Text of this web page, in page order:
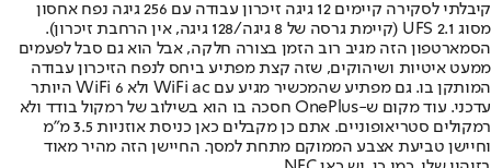
קיבלתי לסקירה קיימים 12 גיגה זיכרון עבודה עם 256 גיגה נפח אחסון
מסוג UFS 2.1 (קיימת גרסה של 8 גיגה/128 גיגה, אין הרחבת זיכרון).
הסמארטפון הזה מגיב רוב הזמן בצורה חלקה, אבל הוא גם סבל לפעמים
ממעט איטיות ושיהוקים, שזה קצת מפתיע ביחס לנפח הזיכרון עבודה
המותקן בו. גם מפתיע שהמכשיר מגיע עם WiFi ac ולא WiFi 6 היותר
עדכני. עוד מקום ש-OnePlus חסכה בו הוא בשילוב של רמקול בודד ולא
רמקולים סטריאופוניים. אתם כן מקבלים כאן כניסת אוזניות 3.5 מ"מ
וחיישן טביעת אצבע הממוקם מתחת למסך. החיישן הזה מהיר מאוד